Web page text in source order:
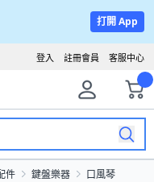
打開 App
客服中心
註冊會員
登入
件 鍵盤樂器 口風琴